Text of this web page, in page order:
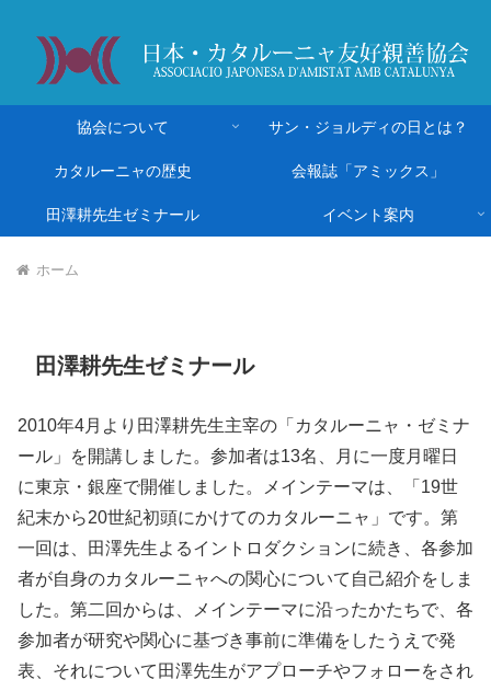
協会について サン・ジョルディの日とは？
カタルーニャの歴史 会報誌「アミックス」
田澤耕先生ゼミナール イベント案内
ホーム
田澤耕先生ゼミナール
2010年4月より田澤耕先生主宰の「カタルーニャ・ゼミナ
ール」を開講しました。参加者は13名、月に一度月曜日
に東京・銀座で開催しました。メインテーマは、「19世
紀末から20世紀初頭にかけてのカタルーニャ」です。第
一回は、田澤先生よるイントロダクションに続き、各参加
者が自身のカタルーニャへの関心について自己紹介をしま
した。第二回からは、メインテーマに沿ったかたちで、各
参加者が研究や関心に基づき事前に準備をしたうえで発
表、それについて田澤先生がアプローチやフォローをされ